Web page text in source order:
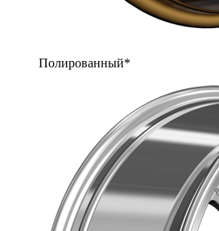
Полированный*